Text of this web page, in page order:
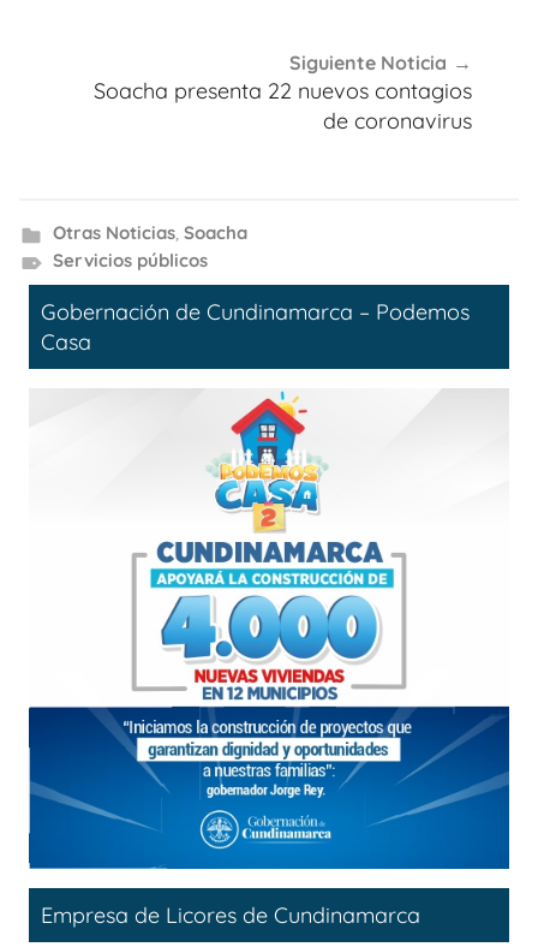
Siguiente Noticia
Soacha presenta 22 nuevos contagios
de coronavirus
Otras Noticias, Soacha
Servicios públicos
Gobernación de Cundinamarca – Podemos
Casa
Empresa de Licores de Cundinamarca